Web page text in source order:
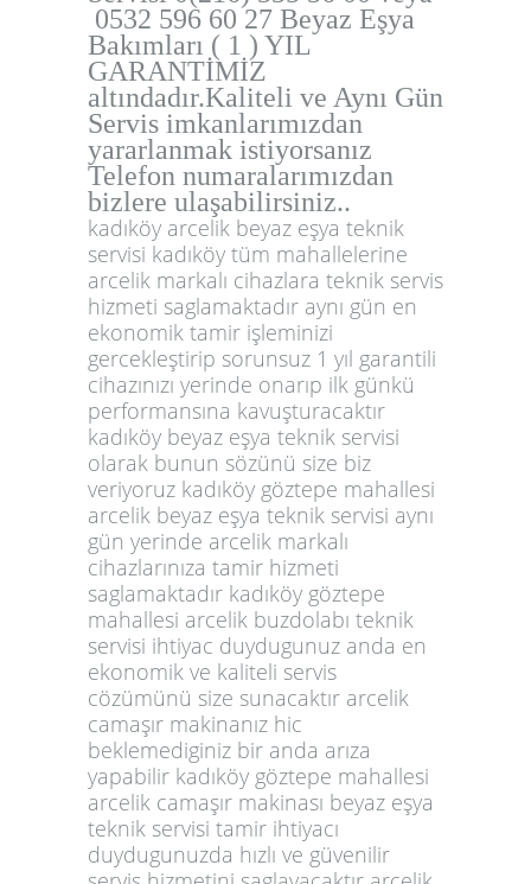
0532 596 60 27 Beyaz Eşya
Bakımları ( 1 ) YIL
GARANTİMİZ
altındadır.Kaliteli ve Aynı Gün
Servis imkanlarımızdan
yararlanmak istiyorsanız
Telefon numaralarımızdan
bizlere ulaşabilirsiniz..
kadıköy arcelik beyaz eşya teknik
servisi kadıköy tüm mahallelerine
arcelik markalı cihazlara teknik servis
hizmeti saglamaktadır aynı gün en
ekonomik tamir işleminizi
gercekleştirip sorunsuz 1 yıl garantili
cihazınızı yerinde onarıp ilk günkü
performansına kavuşturacaktır
kadıköy beyaz eşya teknik servisi
olarak bunun sözünü size biz
veriyoruz kadıköy göztepe mahallesi
arcelik beyaz eşya teknik servisi aynı
gün yerinde arcelik markalı
cihazlarınıza tamir hizmeti
saglamaktadır kadıköy göztepe
mahallesi arcelik buzdolabı teknik
servisi ihtiyac duydugunuz anda en
ekonomik ve kaliteli servis
cözümünü size sunacaktır arcelik
camaşır makinanız hic
beklemediginiz bir anda arıza
yapabilir kadıköy göztepe mahallesi
arcelik camaşır makinası beyaz eşya
teknik servisi tamir ihtiyacı
duydugunuzda hızlı ve güvenilir